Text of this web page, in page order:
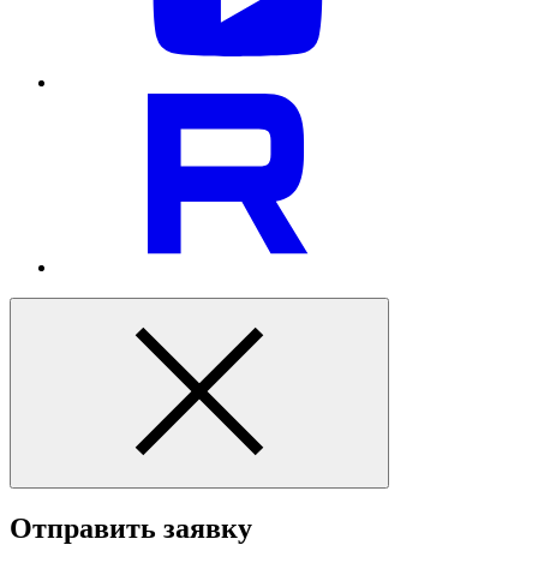
Отправить заявку